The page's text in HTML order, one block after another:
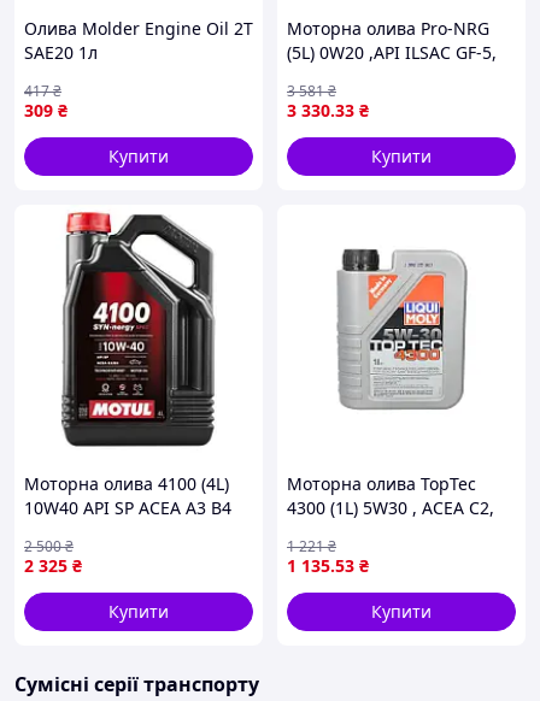
Олива Molder Engine Oil 2T
SAE20 1л
309 ₴
417₴
Купити
Моторна олива Pro-NRG
(5L) 0W20 ,API ILSAC GF-5,
DEXOS1 GEN2, GM 4718M,
GM 6094M COMMA ProNRG
3 330.33 ₴
3 581₴
Купити
Моторна олива 4100 (4L)
10W40 API SP ACEA A3 B4
RENAULT RN 0700 RENAULT
2 325 ₴
2 500₴
Купити
Моторна олива TopTec
4300 (1L) 5W30 , ACEA C2,
9.55535 S1, HONDA,
HYUNDAI, KIA, MB 226.52,
MB 229.31,
1 135.53 ₴
1 221₴
Купити
Сумісні серії транспорту